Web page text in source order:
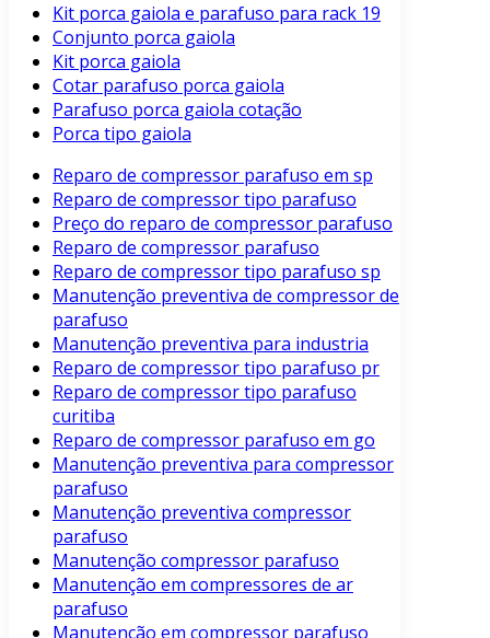
Kit porca gaiola e parafuso para rack 19
Conjunto porca gaiola
Kit porca gaiola
Cotar parafuso porca gaiola
Parafuso porca gaiola cotação
Porca tipo gaiola
Reparo de compressor parafuso em sp
Reparo de compressor tipo parafuso
Preço do reparo de compressor parafuso
Reparo de compressor parafuso
Reparo de compressor tipo parafuso sp
Manutenção preventiva de compressor de
parafuso
Manutenção preventiva para industria
Reparo de compressor tipo parafuso pr
Reparo de compressor tipo parafuso
curitiba
Reparo de compressor parafuso em go
Manutenção preventiva para compressor
parafuso
Manutenção preventiva compressor
parafuso
Manutenção compressor parafuso
Manutenção em compressores de ar
parafuso
Manutenção em compressor parafuso